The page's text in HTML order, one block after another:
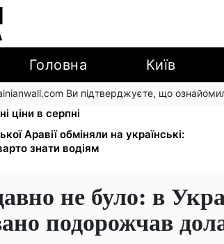
Головна Київ
Ви підтверджуєте, що
до 91,24 грн/куб, газ може сягнути
ціни в серпні
Аравії обміняли на українські:
знати водіям
не було: в
подорожчав